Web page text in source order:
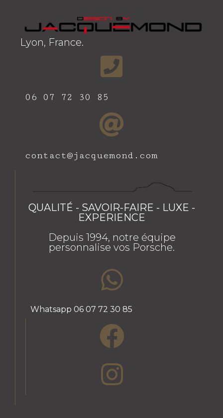
Lyon, France.
06 07 72 30 85
contact@jacquemond.com
QUALITÉ - SAVOIR-FAIRE - LUXE -
EXPERIENCE
Depuis 1994, notre équipe
personnalise vos Porsche.
Whatsapp 06 07 72 30 85